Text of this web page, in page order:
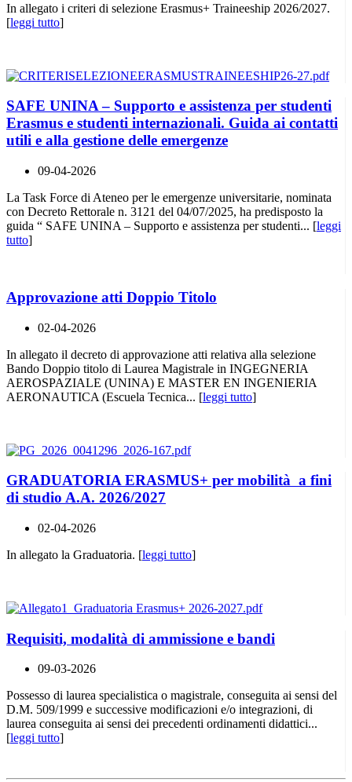
In allegato i criteri di selezione Erasmus+ Traineeship 2026/2027.
[leggi tutto]
SAFE UNINA – Supporto e assistenza per studenti
Erasmus e studenti internazionali. Guida ai contatti
utili e alla gestione delle emergenze
09-04-2026
La Task Force di Ateneo per le emergenze universitarie, nominata
con Decreto Rettorale n. 3121 del 04/07/2025, ha predisposto la
guida “ SAFE UNINA – Supporto e assistenza per studenti... [leggi
tutto]
Approvazione atti Doppio Titolo
02-04-2026
In allegato il decreto di approvazione atti relativa alla selezione
Bando Doppio titolo di Laurea Magistrale in INGEGNERIA
AEROSPAZIALE (UNINA) E MASTER EN INGENIERIA
AERONAUTICA (Escuela Tecnica... [leggi tutto]
GRADUATORIA ERASMUS+ per mobilità a fini
di studio A.A. 2026/2027
02-04-2026
In allegato la Graduatoria. [leggi tutto]
Requisiti, modalità di ammissione e bandi
09-03-2026
Possesso di laurea specialistica o magistrale, conseguita ai sensi del
D.M. 509/1999 e successive modificazioni e/o integrazioni, di
laurea conseguita ai sensi dei precedenti ordinamenti didattici...
[leggi tutto]